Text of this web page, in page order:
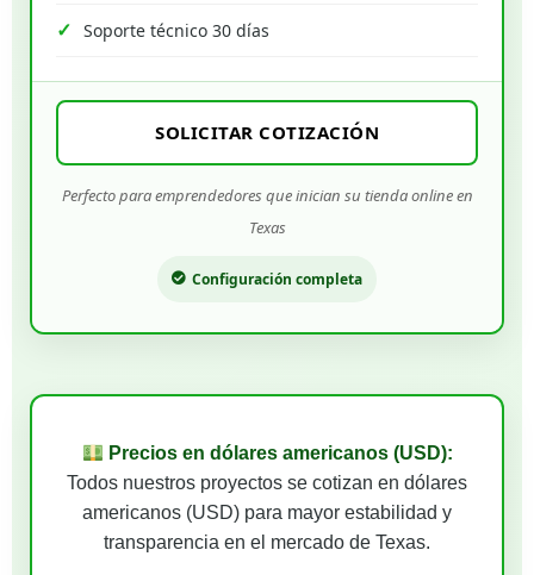
Soporte técnico 30 días
SOLICITAR COTIZACIÓN
Perfecto para emprendedores que inician su tienda online en
Texas
Configuración completa
Precios en dólares americanos (USD):
Todos nuestros proyectos se cotizan en dólares
americanos (USD) para mayor estabilidad y
transparencia en el mercado de Texas.